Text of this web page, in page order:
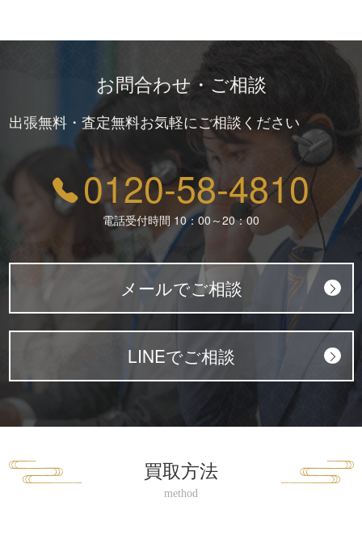
お問合わせ・ご相談
出張無料・査定無料お気軽にご相談ください
0120-58-4810
電話受付時間 10：00～20：00
メールでご相談
LINEでご相談
買取方法